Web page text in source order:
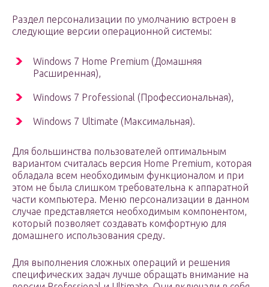
Раздел персонализации по умолчанию встроен в
следующие версии операционной системы:
Windows 7 Home Premium (Домашняя
Расширенная),
Windows 7 Professional (Профессиональная),
Windows 7 Ultimate (Максимальная).
Для большинства пользователей оптимальным
вариантом считалась версия Home Premium, которая
обладала всем необходимым функционалом и при
этом не была слишком требовательна к аппаратной
части компьютера. Меню персонализации в данном
случае представляется необходимым компонентом,
который позволяет создавать комфортную для
домашнего использования среду.
Для выполнения сложных операций и решения
специфических задач лучше обращать внимание на